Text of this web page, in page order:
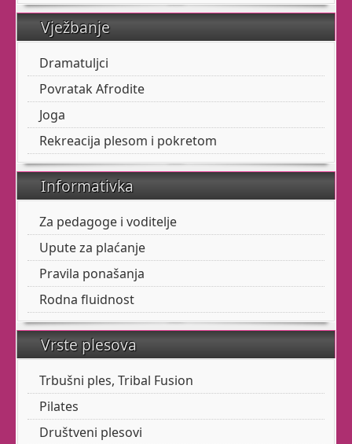
Trbušni ples za seniorke.
Tribal fusion.
Trbušni ples je baš za
treba.
i mišiće. Učinite svoj
torzo fleksibilnim.
Masirajte svoju utrobu
uz finu glazbu.
Imamo početnu i
naprednu grupu.
Vježbanje
Dramatuljci
Povratak Afrodite
Joga
Rekreacija plesom i pokretom
Informativka
Za pedagoge i voditelje
Upute za plaćanje
Pravila ponašanja
Rodna fluidnost
Vrste plesova
Trbušni ples, Tribal Fusion
Pilates
Društveni plesovi